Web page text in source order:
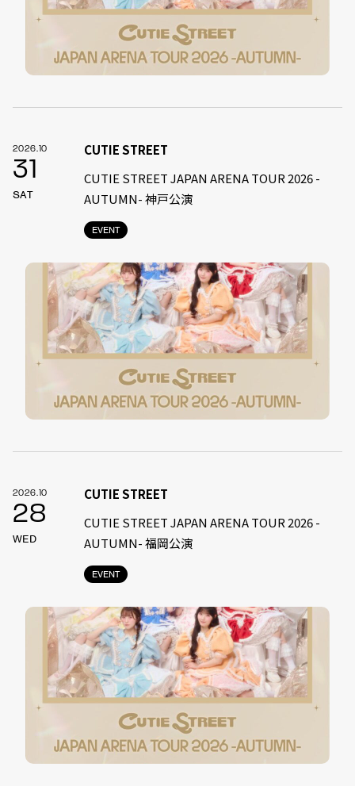
2026.10
31
SAT
EVENT
CUTIE STREET
CUTIE STREET JAPAN ARENA TOUR 2026 -
AUTUMN- 神戸公演
2026.10
28
WED
EVENT
CUTIE STREET
CUTIE STREET JAPAN ARENA TOUR 2026 -
AUTUMN- 福岡公演